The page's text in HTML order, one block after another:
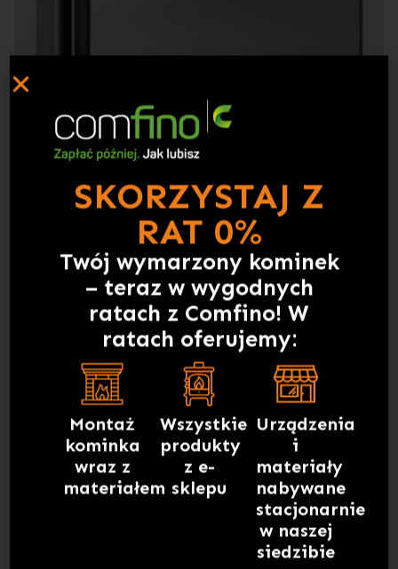
WKŁAD KOMINKOWY HAJDUK VOLCANO DTH
17 900,00
DOWIEDZ SIĘ WIĘCEJ
SKORZYSTAJ Z
RAT 0%
Twój wymarzony kominek
– teraz w wygodnych
ratach z Comfino! W
ratach oferujemy:
Montaż
kominka
wraz z
materiałem
Wszystkie
produkty
z e-
sklepu
Urządzenia
i
materiały
nabywane
stacjonarnie
w naszej
siedzibie